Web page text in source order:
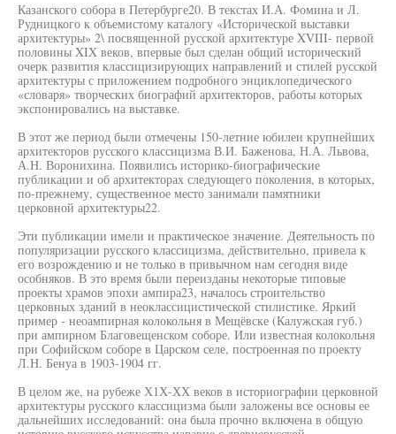
Казанского собора в Петербурге20. В текстах И.А. Фомина и Л.
Рудницкого к объемистому каталогу «Исторической выставки
архитектуры» 2\ посвященной русской архитектуре XVIII- первой
половины XIX веков, впервые был сделан общий исторический
очерк развития классицизирующих направлений и стилей русской
архитектуры с приложением подробного энциклопедического
«словаря» творческих биографий архитекторов, работы которых
экспонировались на выставке.
В этот же период были отмечены 150-летние юбилеи крупнейших
архитекторов русского классицизма В.И. Баженова, Н.А. Львова,
А.Н. Воронихина. Появились историко-биографические
публикации и об архитекторах следующего поколения, в которых,
по-прежнему, существенное место занимали памятники
церковной архитектуры22.
Эти публикации имели и практическое значение. Деятельность по
популяризации русского классицизма, действительно, привела к
его возрождению и не только в привычном нам сегодня виде
особняков. В это время были переизданы некоторые типовые
проекты храмов эпохи ампира23, началось строительство
церковных зданий в неоклассицистической стилистике. Яркий
пример - неоампирная колокольня в Мещёвске (Калужская губ.)
при ампирном Благовещенском соборе. Или известная колокольня
при Софийском соборе в Царском селе, построенная по проекту
Л.Н. Бенуа в 1903-1904 гг.
В целом же, на рубеже Х1Х-ХХ веков в историографии церковной
архитектуры русского классицизма были заложены все основы ее
дальнейших исследований: она была прочно включена в общую